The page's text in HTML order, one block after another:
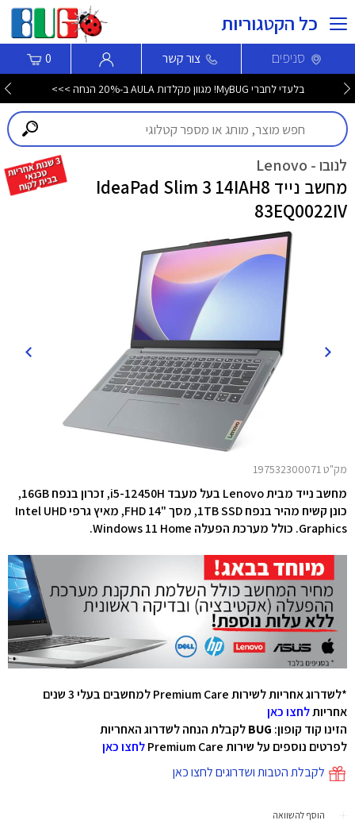
כל הקטגוריות
סניפים צור קשר 0
בלעדי לחברי MyBUG! מגוון מקלדות AULA ב-20% הנחה >>>
לנובו - Lenovo
מחשב נייד IdeaPad Slim 3 14IAH8
83EQ0022IV
מק"ט 197532300071
מחשב נייד מבית Lenovo בעל מעבד i5-12450H
, זכרון בנפח 16GB,
כונן קשיח מהיר בנפח 1TB SSD, מסך "14
FHD
,מאיץ גרפיIntel UHD
Graphics. כולל מערכת הפעלה Windows 11 Home.
*לשדרוג אחריות לשירות Premium Care למחשבים בעלי 3 שנים
אחריותלחצו כאן
הזינו קוד קופון: BUGלקבלת הנחה לשדרוג האחריות
לפרטים נוספים על שירות Premium Care
לחצו כאן
לקבלת הטבות ושדרוגים לחצו כאן
הוסף להשוואה